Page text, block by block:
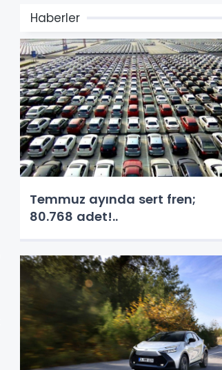
Haberler
Temmuz ayında sert fren;
80.768 adet!..